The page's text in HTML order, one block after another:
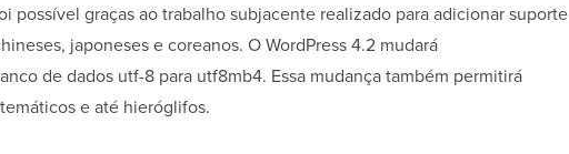
possível graças ao trabalho subjacente realizado para adicionar suporte
japoneses e coreanos. O WordPress 4.2 mudará
de dados utf-8 para utf8mb4. Essa mudança também permitirá
e até hieróglifos.